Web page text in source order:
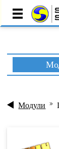
Модули